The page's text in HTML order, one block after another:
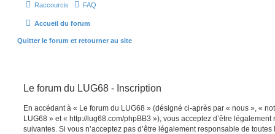
Raccourcis FAQ
Accueil du forum
Quitter le forum et retourner au site
Le forum du LUG68 - Inscription
En accédant à « Le forum du LUG68 » (désigné ci-après par « nous », «
LUG68 » et « http://lug68.com/phpBB3 »), vous acceptez d’être
suivantes. Si vous n’acceptez pas d’être légalement responsable de